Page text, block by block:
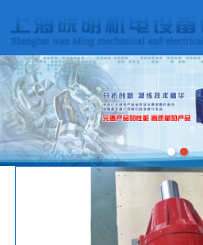
首页 产品展示 新闻动态 图库展示